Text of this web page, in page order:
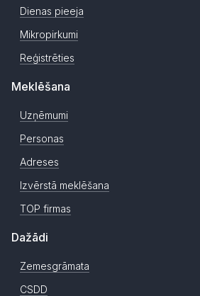
Dienas pieeja
Mikropirkumi
Reģistrēties
Meklēšana
Uzņēmumi
Personas
Adreses
Izvērstā meklēšana
TOP firmas
Dažādi
Zemesgrāmata
CSDD